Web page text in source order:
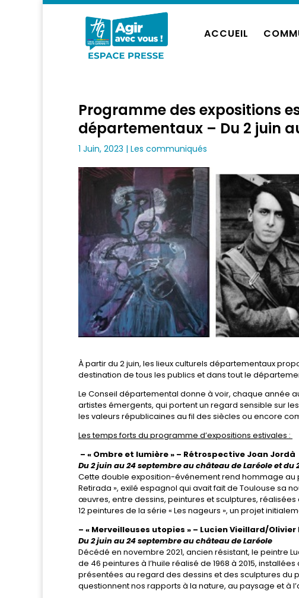
ACCUEIL
Programme des expositions
départementaux – Du 2 juin
1 Juin, 2023 | Les communiqués
À partir du 2 juin, les lieux culturels départementaux
destination de tous les publics et dans tout le
Le Conseil départemental donne à voir, chaque année
artistes émergents, qui portent un regard sensible sur
les valeurs républicaines au fil des siècles ou encore
Les temps forts du programme d’expositions estivales :
– « Ombre et lumière » – Rétrospective Joan Jordà
Du 2 juin au 24 septembre au château de Laréole et du
Cette double exposition-événement rend hommage au
Retirada », exilé espagnol qui avait fait de Toulouse sa
œuvres, entre dessins, peintures et sculptures, réalisées
12 peintures de la série « Les nageurs », un projet
– « Merveilleuses utopies » – Lucien Vieillard/
Du 2 juin au 24 septembre au château de Laréole
Décédé en novembre 2021, ancien résistant, le peintre
de 46 peintures à l’huile réalisé de 1968 à 2015,
présentées au regard des dessins et des sculptures du
questionnent nos rapports à la nature, au paysage et à